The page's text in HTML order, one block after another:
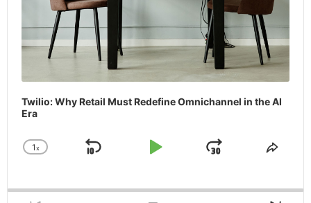
Twilio: Why Retail Must Redefine Omnichannel in the AI
Era
Change
1x
Skip
Play
Jump
Share